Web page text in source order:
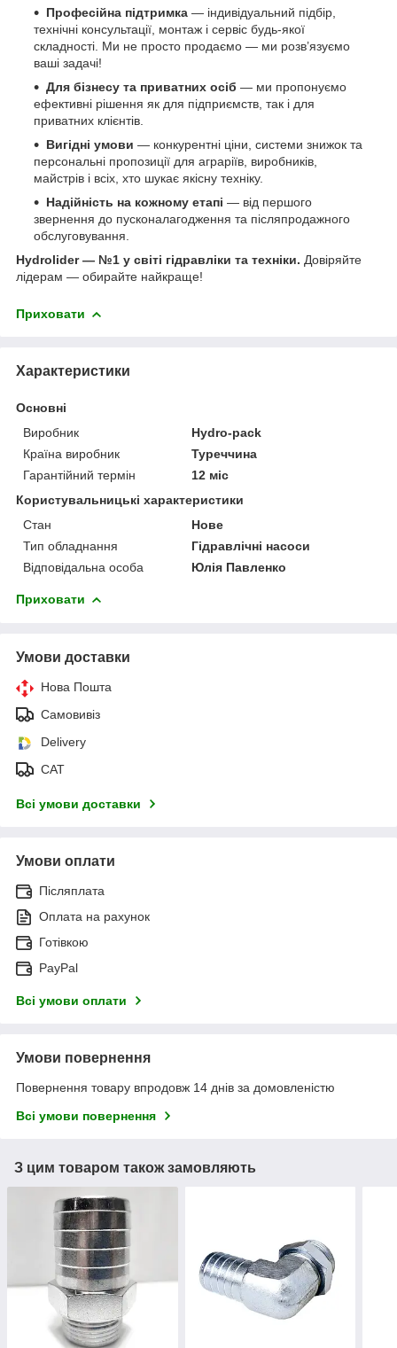
Професійна підтримка — індивідуальний підбір,
технічні консультації, монтаж і сервіс будь-якої
складності. Ми не просто продаємо — ми розв’язуємо
ваші задачі!
Для бізнесу та приватних осіб — ми пропонуємо
ефективні рішення як для підприємств, так і для
приватних клієнтів.
Вигідні умови — конкурентні ціни, системи знижок та
персональні пропозиції для аграріїв, виробників,
майстрів і всіх, хто шукає якісну техніку.
Надійність на кожному етапі — від першого
звернення до пусконалагодження та післяпродажного
обслуговування.
Hydrolider — №1 у світі гідравліки та техніки. Довіряйте
лідерам — обирайте найкраще!
Приховати
Характеристики
Основні
Виробник
Hydro-pack
Країна виробник
Туреччина
Гарантійний термін
12 міс
Користувальницькі характеристики
Стан
Нове
Тип обладнання
Гідравлічні насоси
Відповідальна особа
Юлія Павленко
Приховати
Умови доставки
Нова Пошта
Самовивіз
Delivery
САТ
Всі умови доставки
Умови оплати
Післяплата
Оплата на рахунок
Готівкою
PayPal
Всі умови оплати
Умови повернення
Повернення товару впродовж 14 днів за домовленістю
Всі умови повернення
З цим товаром також замовляють